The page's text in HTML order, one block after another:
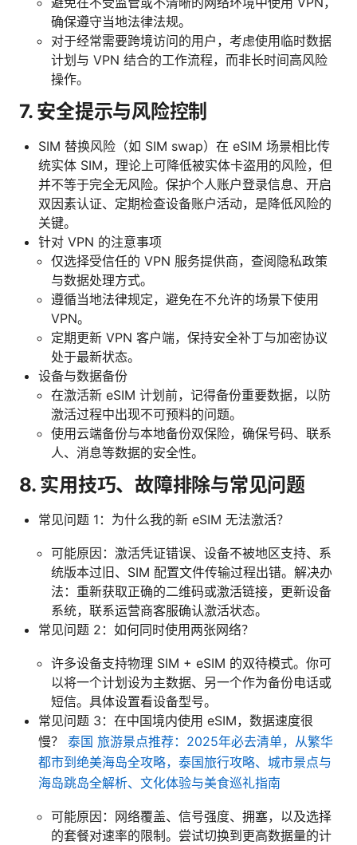
确保遵守当地法律法规。
对于经常需要跨境访问的用户，考虑使用临时数据
计划与 VPN 结合的工作流程，而非长时间高风险
操作。
7. 安全提示与风险控制
SIM 替换风险（如 SIM swap）在 eSIM 场景相比传
统实体 SIM，理论上可降低被实体卡盗用的风险，但
并不等于完全无风险。保护个人账户登录信息、开启
双因素认证、定期检查设备账户活动，是降低风险的
关键。
针对 VPN 的注意事项
仅选择受信任的 VPN 服务提供商，查阅隐私政策
与数据处理方式。
遵循当地法律规定，避免在不允许的场景下使用
VPN。
定期更新 VPN 客户端，保持安全补丁与加密协议
处于最新状态。
设备与数据备份
在激活新 eSIM 计划前，记得备份重要数据，以防
激活过程中出现不可预料的问题。
使用云端备份与本地备份双保险，确保号码、联系
人、消息等数据的安全性。
8. 实用技巧、故障排除与常见问题
常见问题 1：为什么我的新 eSIM 无法激活？
可能原因：激活凭证错误、设备不被地区支持、系
统版本过旧、SIM 配置文件传输过程出错。解决办
法：重新获取正确的二维码或激活链接，更新设备
系统，联系运营商客服确认激活状态。
常见问题 2：如何同时使用两张网络？
许多设备支持物理 SIM + eSIM 的双待模式。你可
以将一个计划设为主数据、另一个作为备份电话或
短信。具体设置看设备型号。
常见问题 3：在中国境内使用 eSIM，数据速度很
慢？ 泰国 旅游景点推荐：2025年必去清单，从繁华
都市到绝美海岛全攻略，泰国旅行攻略、城市景点与
海岛跳岛全解析、文化体验与美食巡礼指南
可能原因：网络覆盖、信号强度、拥塞，以及选择
的套餐对速率的限制。尝试切换到更高数据量的计